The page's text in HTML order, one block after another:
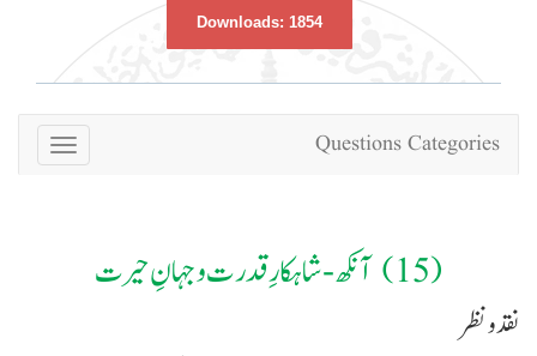
Downloads:1854
Toggle
navigation
Questions Categories
-آنکھ-شاہکارِ قدرت و جہانِ حیرت
نقد و نظر